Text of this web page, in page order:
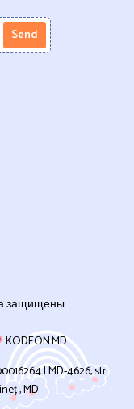
защищены.
KODEON.MD
| MD-4626, str
, MD